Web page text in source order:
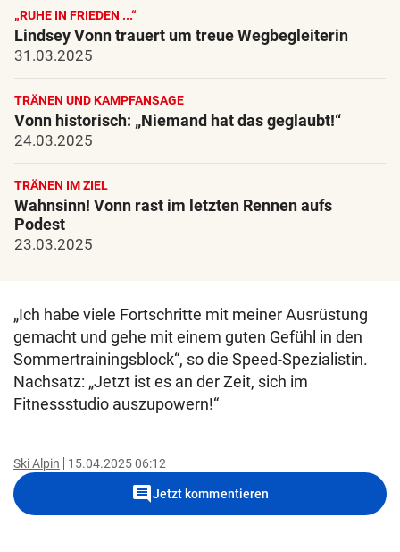
„RUHE IN FRIEDEN ...“
Lindsey Vonn trauert um treue Wegbegleiterin
31.03.2025
TRÄNEN UND KAMPFANSAGE
Vonn historisch: „Niemand hat das geglaubt!“
24.03.2025
TRÄNEN IM ZIEL
Wahnsinn! Vonn rast im letzten Rennen aufs
Podest
23.03.2025
„Ich habe viele Fortschritte mit meiner Ausrüstung
gemacht und gehe mit einem guten Gefühl in den
Sommertrainingsblock“, so die Speed-Spezialistin.
Nachsatz: „Jetzt ist es an der Zeit, sich im
Fitnessstudio auszupowern!“
Ski Alpin 15.04.2025 06:12
commentJetzt kommentieren